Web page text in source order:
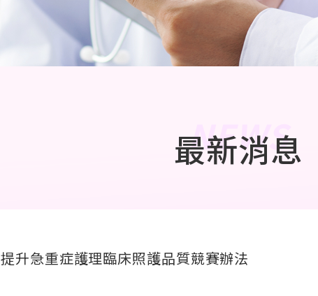
最新消息
NEWS
提升急重症護理臨床照護品質競賽辦法